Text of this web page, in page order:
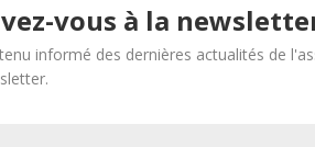
« … 2 3
» Dernière
vous à la
informé des dernières actualités de